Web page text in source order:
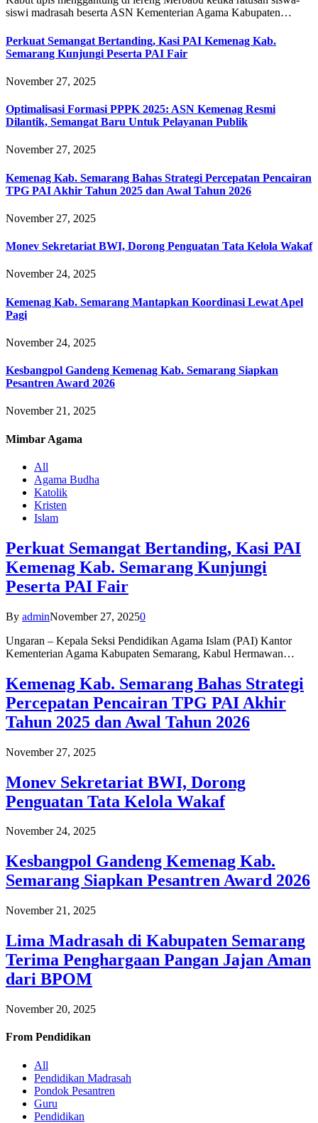
siswi madrasah beserta ASN Kementerian Agama Kabupaten…
Perkuat Semangat Bertanding, Kasi PAI Kemenag Kab.
Semarang Kunjungi Peserta PAI Fair
November 27, 2025
Optimalisasi Formasi PPPK 2025: ASN Kemenag Resmi
Dilantik, Semangat Baru Untuk Pelayanan Publik
November 27, 2025
Kemenag Kab. Semarang Bahas Strategi Percepatan Pencairan
TPG PAI Akhir Tahun 2025 dan Awal Tahun 2026
November 27, 2025
Monev Sekretariat BWI, Dorong Penguatan Tata Kelola Wakaf
November 24, 2025
Kemenag Kab. Semarang Mantapkan Koordinasi Lewat Apel
Pagi
November 24, 2025
Kesbangpol Gandeng Kemenag Kab. Semarang Siapkan
Pesantren Award 2026
November 21, 2025
Mimbar Agama
All
Agama Budha
Katolik
Kristen
Islam
Perkuat Semangat Bertanding, Kasi PAI
Kemenag Kab. Semarang Kunjungi
Peserta PAI Fair
By adminNovember 27, 20250
Ungaran – Kepala Seksi Pendidikan Agama Islam (PAI) Kantor
Kementerian Agama Kabupaten Semarang, Kabul Hermawan…
Kemenag Kab. Semarang Bahas Strategi
Percepatan Pencairan TPG PAI Akhir
Tahun 2025 dan Awal Tahun 2026
November 27, 2025
Monev Sekretariat BWI, Dorong
Penguatan Tata Kelola Wakaf
November 24, 2025
Kesbangpol Gandeng Kemenag Kab.
Semarang Siapkan Pesantren Award 2026
November 21, 2025
Lima Madrasah di Kabupaten Semarang
Terima Penghargaan Pangan Jajan Aman
dari BPOM
November 20, 2025
From Pendidikan
All
Pendidikan Madrasah
Pondok Pesantren
Guru
Pendidikan